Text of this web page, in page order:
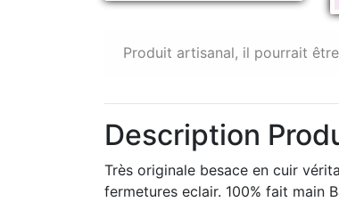
Produit artisanal, il pourrait
Description
Très originale besace en cuir
fermetures eclair. 100% fait main